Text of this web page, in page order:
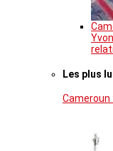
Les plus
Cameroun